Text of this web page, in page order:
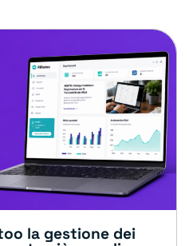
la gestione dei